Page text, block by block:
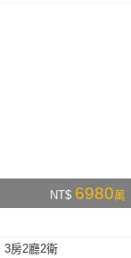
NT$ 6980萬
3房2廳2衛